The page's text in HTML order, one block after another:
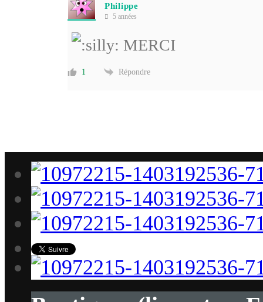
Philippe
5 années
MERCI
1 Répondre